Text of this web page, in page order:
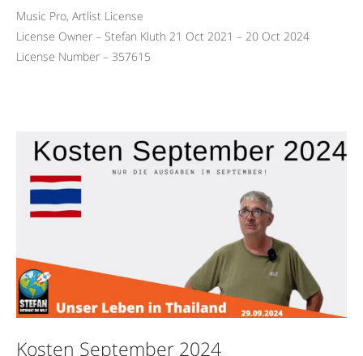
Music Pro, Artlist License
License Owner – Stefan Kluth 21 Oct 2021 – 20 Oct 2024
License Number – 357615
Kosten September 2024